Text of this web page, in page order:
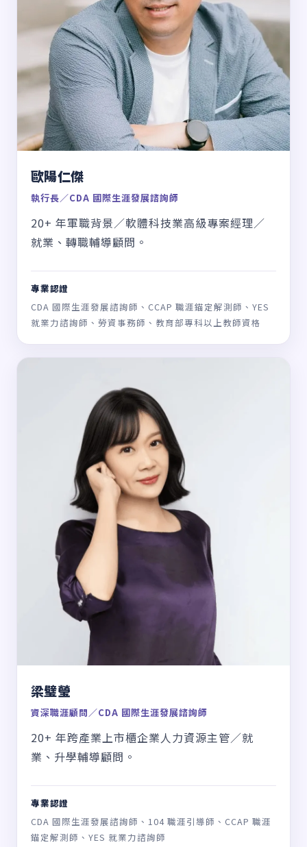
歐陽仁傑
執行長／CDA 國際生涯發展諮詢師
20+ 年軍職背景／軟體科技業高級專案經理／
就業、轉職輔導顧問。
專業認證
CDA 國際生涯發展諮詢師、CCAP 職涯錨定解測師、YES
就業力諮詢師、勞資事務師、教育部專科以上教師資格
梁璧瑩
資深職涯顧問／CDA 國際生涯發展諮詢師
20+ 年跨產業上市櫃企業人力資源主管／就
業、升學輔導顧問。
專業認證
CDA 國際生涯發展諮詢師、104 職涯引導師、CCAP 職涯
錨定解測師、YES 就業力諮詢師